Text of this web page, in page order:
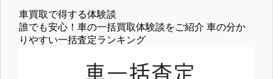
車買取で得する体験談
誰でも安心！車の一括買取体験談をご紹介 車の分か
りやすい一括査定ランキング